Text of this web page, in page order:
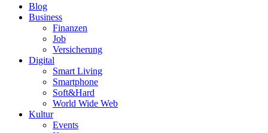
Blog
Business
Finanzen
Job
Versicherung
Digital
Smart Living
Smartphone
Soft&Hard
World Wide Web
Kultur
Events